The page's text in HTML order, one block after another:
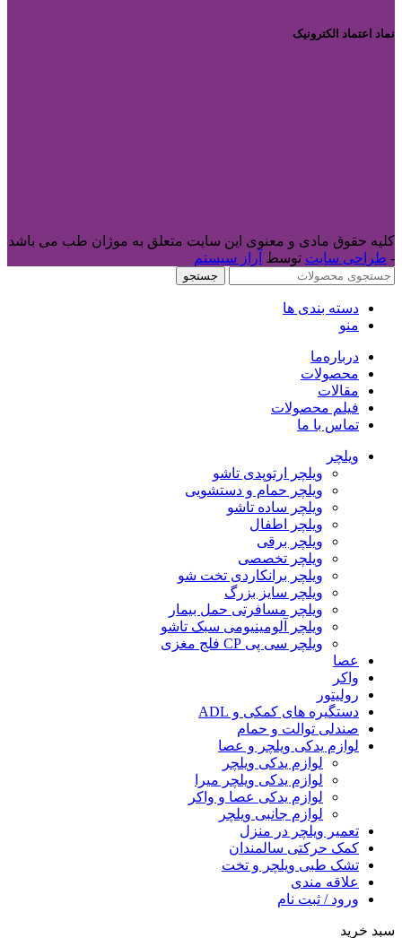
نماد اعتماد الکترونیک
کلیه حقوق مادی و معنوی این سایت متعلق به موژان طب می باشد
- طراحی سایت توسط آراز سیستم
جستجو
دسته بندی ها
منو
درباره‌ما
محصولات
مقالات
فیلم محصولات
تماس با ما
ویلچر
ویلچر ارتوپدی تاشو
ویلچر حمام و دستشویی
ویلچر ساده تاشو
ویلچر اطفال
ویلچر برقی
ویلچر تخصصی
ویلچر برانکاردی تخت شو
ویلچر سایز بزرگ
ویلچر مسافرتی حمل بیمار
ویلچر آلومینیومی سبک تاشو
ویلچر سی پی CP فلج مغزی
عصا
واکر
رولیتور
دستگیره های کمکی و ADL
صندلی توالت و حمام
لوازم یدکی ویلچر و عصا
لوازم یدکی ویلچر
لوازم یدکی ویلچر میرا
لوازم یدکی عصا و واکر
لوازم جانبی ویلچر
تعمیر ویلچر در منزل
کمک حرکتی سالمندان
تشک طبی ویلچر و تخت
علاقه مندی
ورود / ثبت نام
سبد خرید